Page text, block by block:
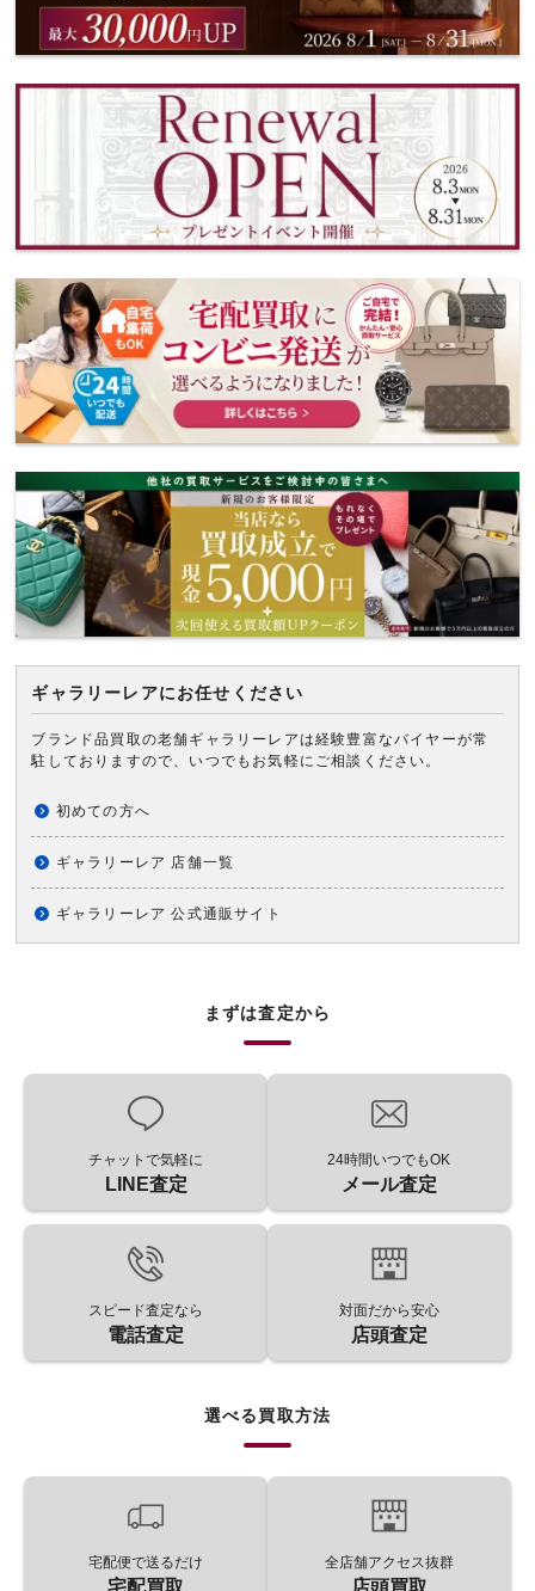
ギャラリーレアにお任せください
ブランド品買取の老舗ギャラリーレアは経験豊富なバイヤーが常
駐しておりますので、いつでもお気軽にご相談ください。
初めての方へ
ギャラリーレア 店舗一覧
ギャラリーレア 公式通販サイト
まずは査定から
チャットで気軽に
LINE査定
24時間いつでもOK
メール査定
スピード査定なら
電話査定
対面だから安心
店頭査定
選べる買取方法
宅配便で送るだけ
宅配買取
全店舗アクセス抜群
店頭買取